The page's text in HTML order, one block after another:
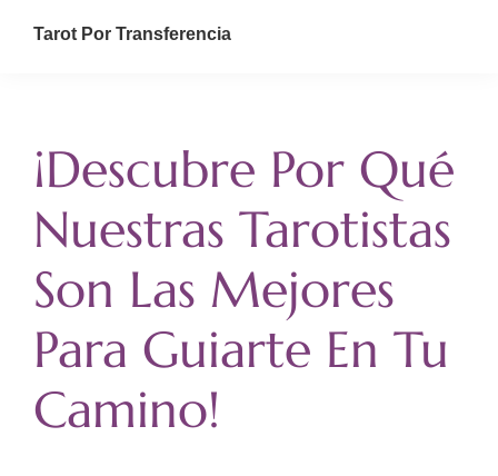
Y
Tarot Por Transferencia
¡Descubre Por Qué
Nuestras Tarotistas
Son Las Mejores
Para Guiarte En Tu
Camino!